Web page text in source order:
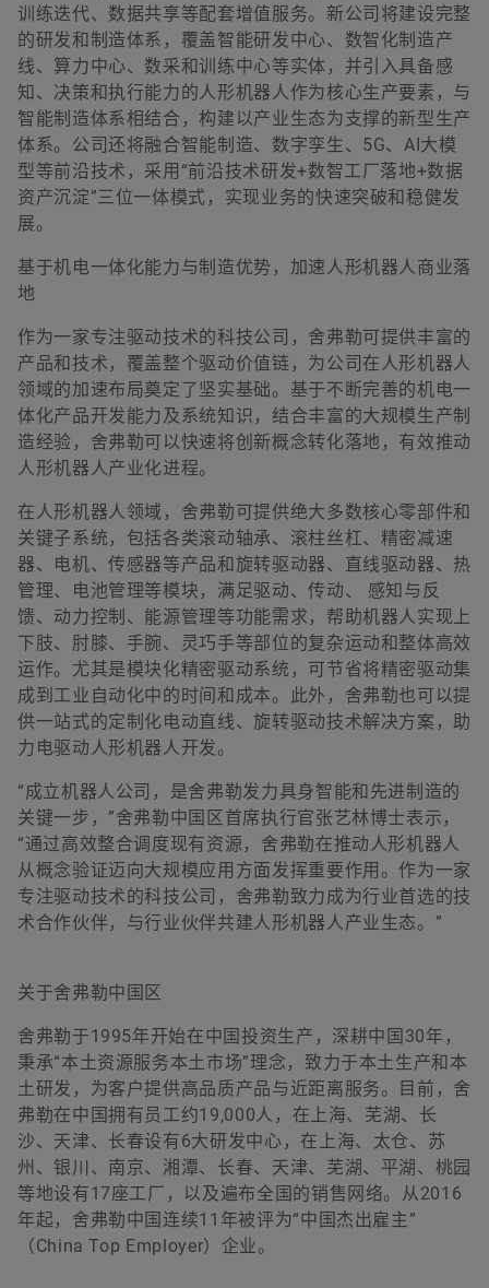
训练迭代、数据共享等配套增值服务。新公司将建设完整
的研发和制造体系，覆盖智能研发中心、数智化制造产
线、算力中心、数采和训练中心等实体，并引入具备感
知、决策和执行能力的人形机器人作为核心生产要素，与
智能制造体系相结合，构建以产业生态为支撑的新型生产
体系。公司还将融合智能制造、数字孪生、5G、AI大模
型等前沿技术，采用“前沿技术研发+数智工厂落地+数据
资产沉淀”三位一体模式，实现业务的快速突破和稳健发
展。
基于机电一体化能力与制造优势，加速人形机器人商业落
地
作为一家专注驱动技术的科技公司，舍弗勒可提供丰富的
产品和技术，覆盖整个驱动价值链，为公司在人形机器人
领域的加速布局奠定了坚实基础。基于不断完善的机电一
体化产品开发能力及系统知识，结合丰富的大规模生产制
造经验，舍弗勒可以快速将创新概念转化落地，有效推动
人形机器人产业化进程。
在人形机器人领域，舍弗勒可提供绝大多数核心零部件和
关键子系统，包括各类滚动轴承、滚柱丝杠、精密减速
器、电机、传感器等产品和旋转驱动器、直线驱动器、热
管理、电池管理等模块，满足驱动、传动、 感知与反
馈、动力控制、能源管理等功能需求，帮助机器人实现上
下肢、肘膝、手腕、灵巧手等部位的复杂运动和整体高效
运作。尤其是模块化精密驱动系统，可节省将精密驱动集
成到工业自动化中的时间和成本。此外，舍弗勒也可以提
供一站式的定制化电动直线、旋转驱动技术解决方案，助
力电驱动人形机器人开发。
“成立机器人公司，是舍弗勒发力具身智能和先进制造的
关键一步，”舍弗勒中国区首席执行官张艺林博士表示，
“通过高效整合调度现有资源，舍弗勒在推动人形机器人
从概念验证迈向大规模应用方面发挥重要作用。作为一家
专注驱动技术的科技公司，舍弗勒致力成为行业首选的技
术合作伙伴，与行业伙伴共建人形机器人产业生态。”
关于舍弗勒中国区
舍弗勒于1995年开始在中国投资生产，深耕中国30年，
秉承“本土资源服务本土市场”理念，致力于本土生产和本
土研发，为客户提供高品质产品与近距离服务。目前，舍
弗勒在中国拥有员工约19,000人，在上海、芜湖、长
沙、天津、长春设有6大研发中心，在上海、太仓、苏
州、银川、南京、湘潭、长春、天津、芜湖、平湖、桃园
等地设有17座工厂，以及遍布全国的销售网络。从2016
年起，舍弗勒中国连续11年被评为“中国杰出雇主”
（China Top Employer）企业。